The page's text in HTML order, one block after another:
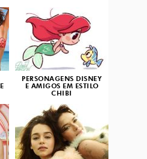
PERSONAGENS DISNEY
E AMIGOS EM ESTILO
CHIBI
3